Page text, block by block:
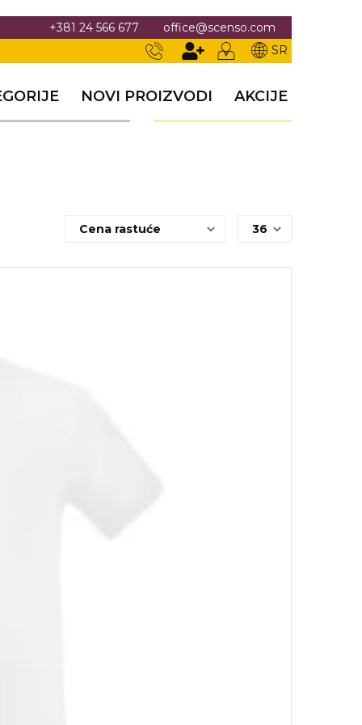
+381 24 566 677
office@scenso.com
SR
NOVI PROIZVODI AKCIJE